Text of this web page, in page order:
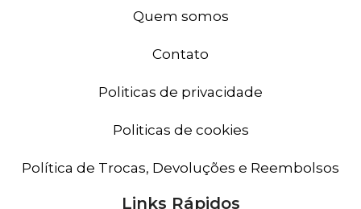
Quem somos
Contato
Politicas de privacidade
Politicas de cookies
Política de Trocas, Devoluções e Reembolsos
Links Rápidos